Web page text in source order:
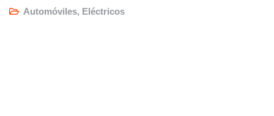
Automóviles, Eléctricos